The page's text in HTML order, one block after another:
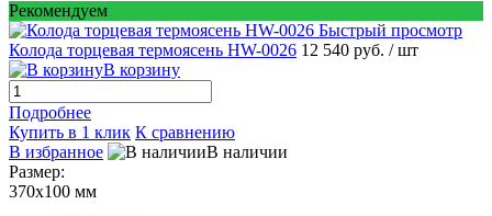
Рекомендуем
Быстрый просмотр
Колода торцевая термоясень HW-0026 12 540 руб. / шт
В корзину
Подробнее
Купить в 1 клик К сравнению
В избранное
В наличии
Размер:
370х100 мм